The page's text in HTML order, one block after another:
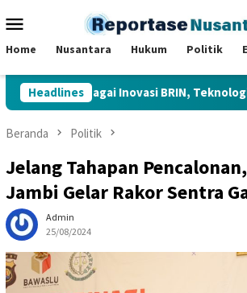
ke
Mobile
Home Nusantara Hukum Politik
Headlines
Berbagai Inovasi BRIN, Teknologi Anak
Beranda Politik
Jelang Tahapan
Jambi Gelar Rakor Sentra
Admin
25/08/2024